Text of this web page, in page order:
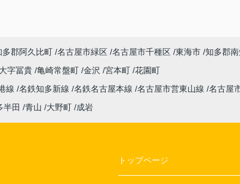
多郡阿久比町 名古屋市緑区 名古屋市千種区 東海市 知多郡
大字冨貴 亀崎常盤町 金沢 宮本町 花園町
線 名鉄知多新線 名鉄名古屋本線 名古屋市営東山線 名古屋
半田 青山 大野町 成岩
トップページ